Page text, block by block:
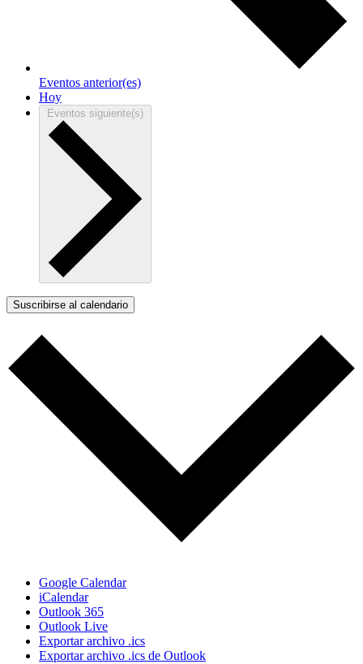
Eventos anterior(es)
Hoy
Eventos siguiente(s)
Suscribirse al calendario
Google Calendar
iCalendar
Outlook 365
Outlook Live
Exportar archivo .ics
Exportar archivo .ics de Outlook